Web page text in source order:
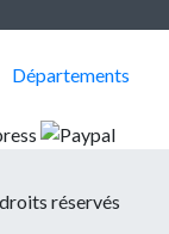
Départements
réservés